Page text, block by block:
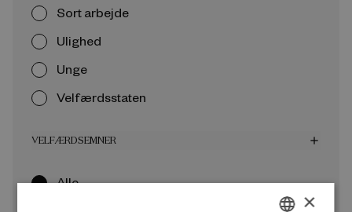
Sort arbejde
Ulighed
Unge
Velfærdsstaten
VELFÆRDSEMNER add
Alle
×